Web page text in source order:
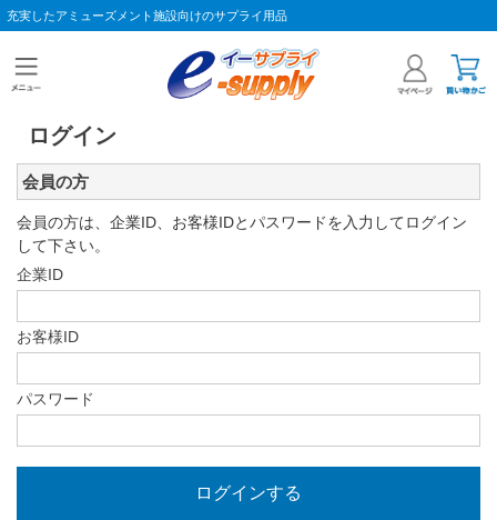
充実したアミューズメント施設向けのサプライ用品
ログイン
会員の方
会員の方は、企業ID、お客様IDとパスワードを入力してログイン
して下さい。
企業ID
お客様ID
パスワード